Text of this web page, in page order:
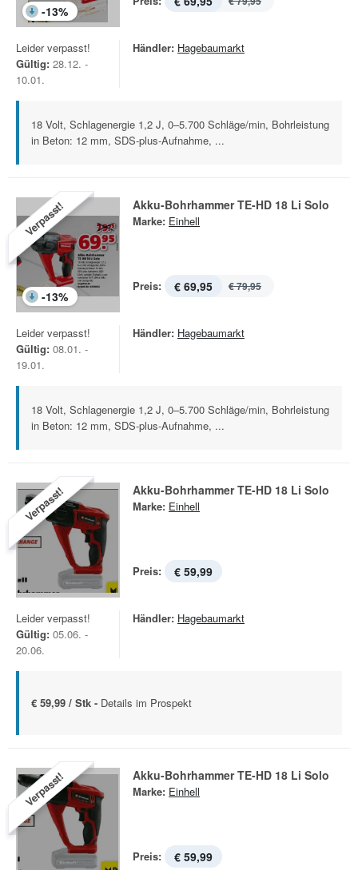
-13%
Leider verpasst!
Gültig: 28.12. -
10.01.
Händler: Hagebaumarkt
18 Volt, Schlagenergie 1,2 J, 0–5.700 Schläge/min, Bohrleistung
in Beton: 12 mm, SDS-plus-Aufnahme, ...
Verpasst!
-13%
Akku-Bohrhammer TE-HD 18 Li Solo
Marke: Einhell
Preis: € 69,95 € 79,95
Leider verpasst!
Gültig: 08.01. -
19.01.
Händler: Hagebaumarkt
18 Volt, Schlagenergie 1,2 J, 0–5.700 Schläge/min, Bohrleistung
in Beton: 12 mm, SDS-plus-Aufnahme, ...
Verpasst! Akku-Bohrhammer TE-HD 18 Li Solo
Marke: Einhell
Preis: € 59,99
Leider verpasst!
Gültig: 05.06. -
20.06.
Händler: Hagebaumarkt
€ 59,99 / Stk - Details im Prospekt
Verpasst! Akku-Bohrhammer TE-HD 18 Li Solo
Marke: Einhell
Preis: € 59,99